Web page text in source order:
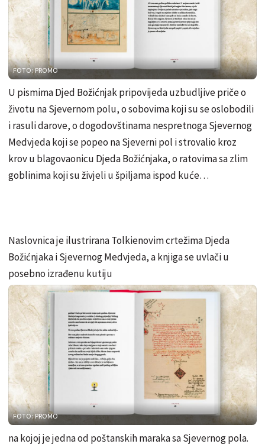
FOTO: PROMO
U pismima Djed Božićnjak pripovijeda uzbudljive priče o
životu na Sjevernom polu, o sobovima koji su se oslobodili
i rasuli darove, o dogodovštinama nespretnoga Sjevernog
Medvjeda koji se popeo na Sjeverni pol i strovalio kroz
krov u blagovaonicu Djeda Božićnjaka, o ratovima sa zlim
goblinima koji su živjeli u špiljama ispod kuće…
Naslovnica je ilustrirana Tolkienovim crtežima Djeda
Božićnjaka i Sjevernog Medvjeda, a knjiga se uvlači u
posebno izrađenu kutiju
FOTO: PROMO
na kojoj je jedna od poštanskih maraka sa Sjevernog pola.